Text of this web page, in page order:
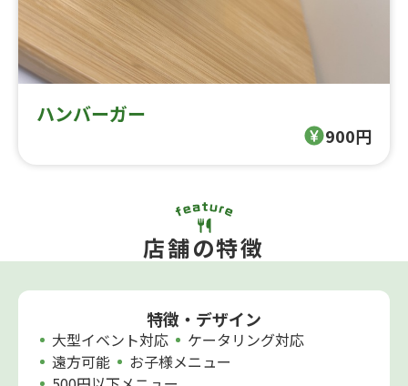
ハンバーガー
900円
店舗の特徴
特徴・デザイン
大型イベント対応
ケータリング対応
遠方可能
お子様メニュー